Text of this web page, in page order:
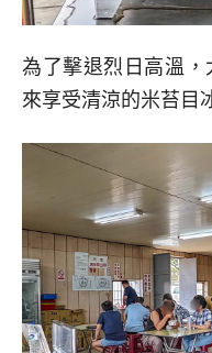
為了擊退烈日高溫，
來享受清涼的米苔目